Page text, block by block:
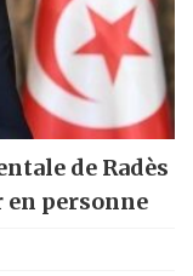
de Radès
en personne